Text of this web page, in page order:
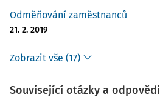
Odměňování zaměstnanců
21. 2. 2019
Zobrazit vše (17)
Související otázky a odpovědi